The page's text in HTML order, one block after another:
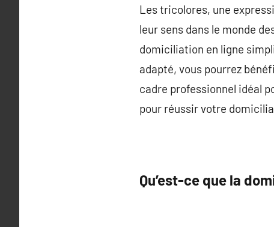
Les tricolores, une
leur sens dans le monde
domiciliation en ligne
adapté, vous pourrez
cadre professionnel idéal
pour réussir votre
Qu’est-ce que la